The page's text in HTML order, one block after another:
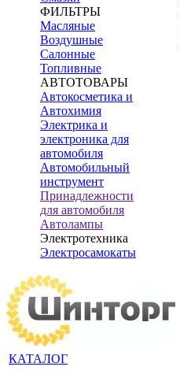
ФИЛЬТРЫ
Масляные
Воздушные
Салонные
Топливные
АВТОТОВАРЫ
Автокосметика и
Автохимия
Электрика и
электроника для
автомобиля
Автомобильный
инструмент
Принадлежности
для автомобиля
Автолампы
Электротехника
Электросамокаты
КАТАЛОГ